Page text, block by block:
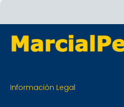
Información Legal